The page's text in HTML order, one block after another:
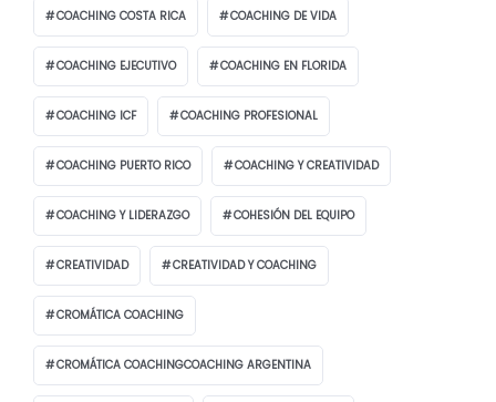
COACHING COSTA RICA COACHING DE VIDA
COACHING EJECUTIVO COACHING EN FLORIDA
COACHING ICF COACHING PROFESIONAL
COACHING PUERTO RICO COACHING Y CREATIVIDAD
COACHING Y LIDERAZGO COHESIÓN DEL EQUIPO
CREATIVIDAD CREATIVIDAD Y COACHING
CROMÁTICA COACHING
CROMÁTICA COACHINGCOACHING ARGENTINA